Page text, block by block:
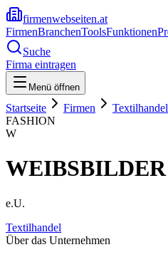
firmenwebseiten.at
FirmenBranchenToolsFunktionen
Suche
Firma eintragen
Menü öffnen
Startseite Firmen Textilhandel
FASHION
W
e.U.
Textilhandel
Über das Unternehmen